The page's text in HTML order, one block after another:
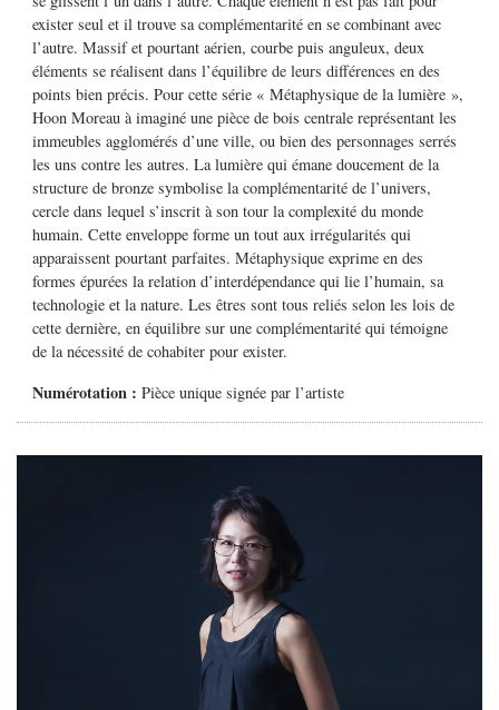
exister seul et il trouve sa complémentarité en se combinant avec
l’autre. Massif et pourtant aérien, courbe puis anguleux, deux
éléments se réalisent dans l’équilibre de leurs différences en des
points bien précis. Pour cette série « Métaphysique de la lumière »,
Hoon Moreau à imaginé une pièce de bois centrale représentant les
immeubles agglomérés d’une ville, ou bien des personnages serrés
les uns contre les autres. La lumière qui émane doucement de la
structure de bronze symbolise la complémentarité de l’univers,
cercle dans lequel s’inscrit à son tour la complexité du monde
humain. Cette enveloppe forme un tout aux irrégularités qui
apparaissent pourtant parfaites. Métaphysique exprime en des
formes épurées la relation d’interdépendance qui lie l’humain, sa
technologie et la nature. Les êtres sont tous reliés selon les lois de
cette dernière, en équilibre sur une complémentarité qui témoigne
de la nécessité de cohabiter pour exister.
Numérotation :Pièce unique signée par l’artiste